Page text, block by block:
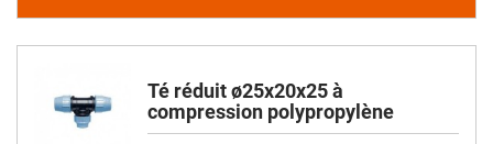
Té réduit ø25x20x25 à
compression polypropylène